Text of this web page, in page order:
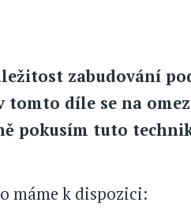
zabudování
tomto díle se na
pokusím tuto
máme k dispozici: